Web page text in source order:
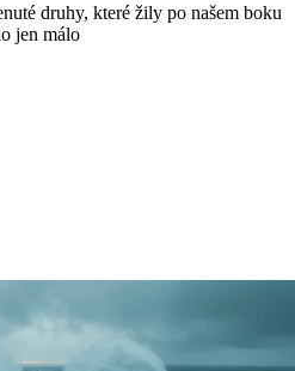
druhy, které žily po našem boku
jen málo